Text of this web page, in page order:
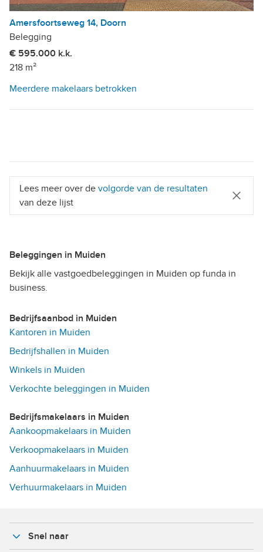
Amersfoortseweg 14, Doorn
Belegging
€ 595.000 k.k.
218 m²
Meerdere makelaars betrokken
Lees meer over de volgorde van de resultaten
van deze lijst
Beleggingen in Muiden
Bekijk alle vastgoedbeleggingen in Muiden op funda in
business.
Bedrijfsaanbod in Muiden
Kantoren in Muiden
Bedrijfshallen in Muiden
Winkels in Muiden
Verkochte beleggingen in Muiden
Bedrijfsmakelaars in Muiden
Aankoopmakelaars in Muiden
Verkoopmakelaars in Muiden
Aanhuurmakelaars in Muiden
Verhuurmakelaars in Muiden
Snel naar